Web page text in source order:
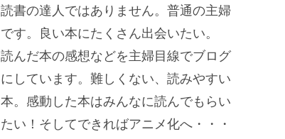
読書の達人ではありません。普通の主婦
です。良い本にたくさん出会いたい。
読んだ本の感想などを主婦目線でブログ
にしています。難しくない、読みやすい
本。感動した本はみんなに読んでもらい
たい！そしてできればアニメ化へ・・・